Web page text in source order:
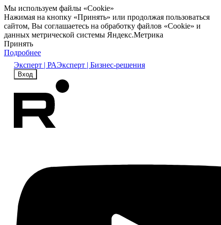
Мы используем файлы «Cookie»
Нажимая на кнопку «Принять» или продолжая пользоваться
сайтом, Вы соглашаетесь на обработку файлов «Cookie» и
данных метрической системы Яндекс.Метрика
Принять
Подробнее
Эксперт | РАЭксперт | Бизнес-решения
Вход